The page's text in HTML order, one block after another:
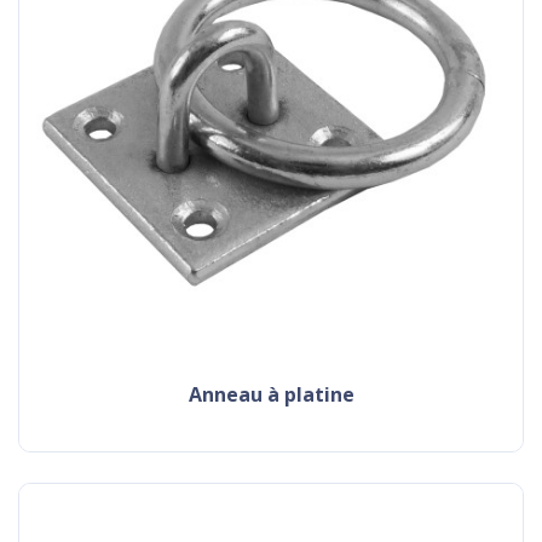
anneau à platine